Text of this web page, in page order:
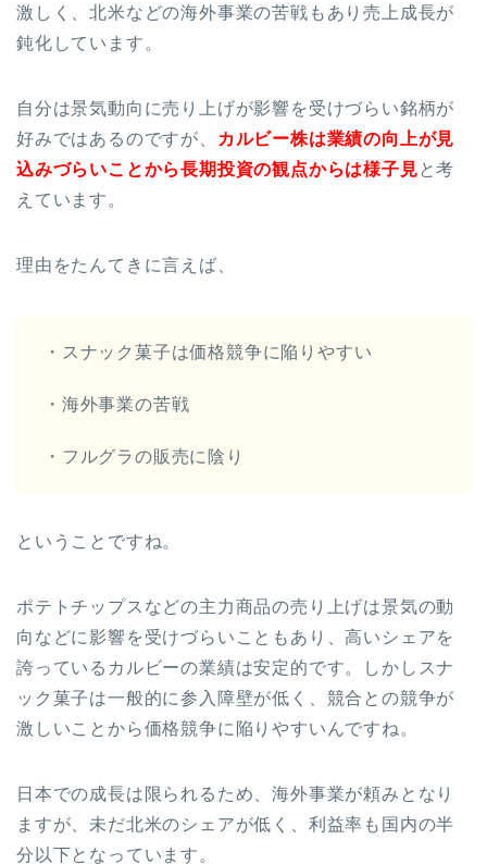
激しく、北米などの海外事業の苦戦もあり売上成長が
鈍化しています。
自分は景気動向に売り上げが影響を受けづらい銘柄が
好みではあるのですが、
カルビー株は業績の向上が見
込みづらいことから長期投資の観点からは様子見 と考
えています。
理由をたんてきに言えば、
・スナック菓子は価格競争に陥りやすい
・海外事業の苦戦
・フルグラの販売に陰り
ということですね。
ポテトチップスなどの主力商品の売り上げは景気の動
向などに影響を受けづらいこともあり、高いシェアを
誇っているカルビーの業績は安定的です。しかしスナ
ック菓子は一般的に参入障壁が低く、競合との競争が
激しいことから価格競争に陥りやすいんですね。
日本での成長は限られるため、海外事業が頼みとなり
ますが、未だ北米のシェアが低く、利益率も国内の半
分以下となっています。